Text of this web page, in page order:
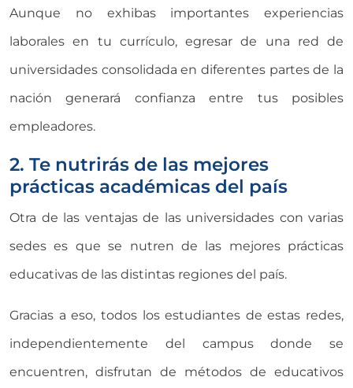
Aunque no exhibas importantes experiencias
laborales en tu currículo, egresar de una red de
universidades consolidada en diferentes partes de la
nación generará confianza entre tus posibles
empleadores.
2. Te nutrirás de las mejores
prácticas académicas del país
Otra de las ventajas de las universidades con varias
sedes es que se nutren de las mejores prácticas
educativas de las distintas regiones del país.
Gracias a eso, todos los estudiantes de estas redes,
independientemente del campus donde se
encuentren, disfrutan de métodos de educativos